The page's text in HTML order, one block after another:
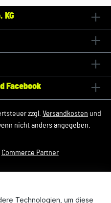
KG
Facebook
zzgl. Versandkosten und
nicht anders angegeben.
Commerce Partner
Technologien, um diese